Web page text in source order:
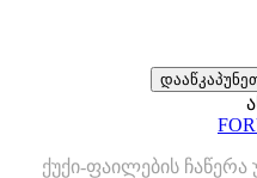
ქუქი-ფაილების